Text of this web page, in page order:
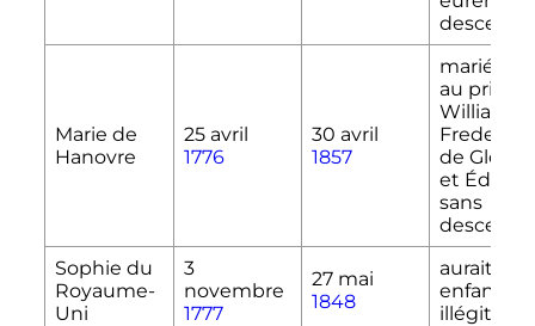
Marie de
Hanovre
25 avril
1776
30 avril
1857
mariée en
au prince
William
de
et
sans
Sophie du
Royaume-
Uni
3
novembre
1777
27 mai
1848
aurait eu
enfant
illégitime